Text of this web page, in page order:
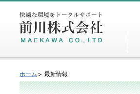
ホーム 最新情報